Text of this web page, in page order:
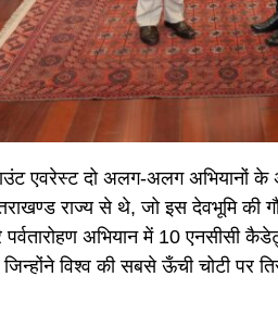
एवरेस्ट दो अलग-अलग अभियानों के
राज्य से थे, जो इस देवभूमि की
अभियान में 10 एनसीसी
विश्व की सबसे ऊँची चोटी पर